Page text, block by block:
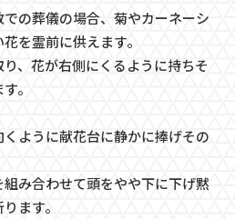
の葬儀の場合、菊やカーネーシ
を霊前に供えます。
、花が右側にくるように持ちそ
。
ように献花台に静かに捧げその
み合わせて頭をやや下に下げ黙
ます。